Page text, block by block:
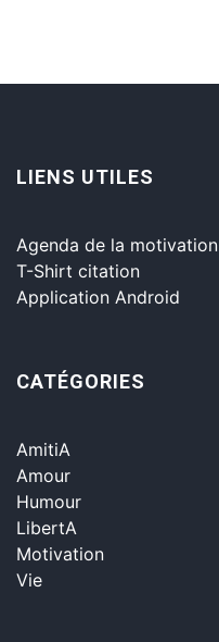
LIENS UTILES
Agenda de la motivation
T-Shirt citation
Application Android
CATÉGORIES
AmitiA
Amour
Humour
LibertA
Motivation
Vie